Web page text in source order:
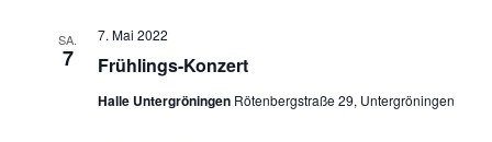
SA.
7 Frühlings-Konzert
7. Mai 2022
Halle Untergröningen Rötenbergstraße 29, Untergröningen